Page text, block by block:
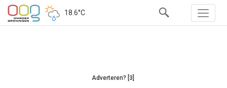
18.6°C
Adverteren? [3]